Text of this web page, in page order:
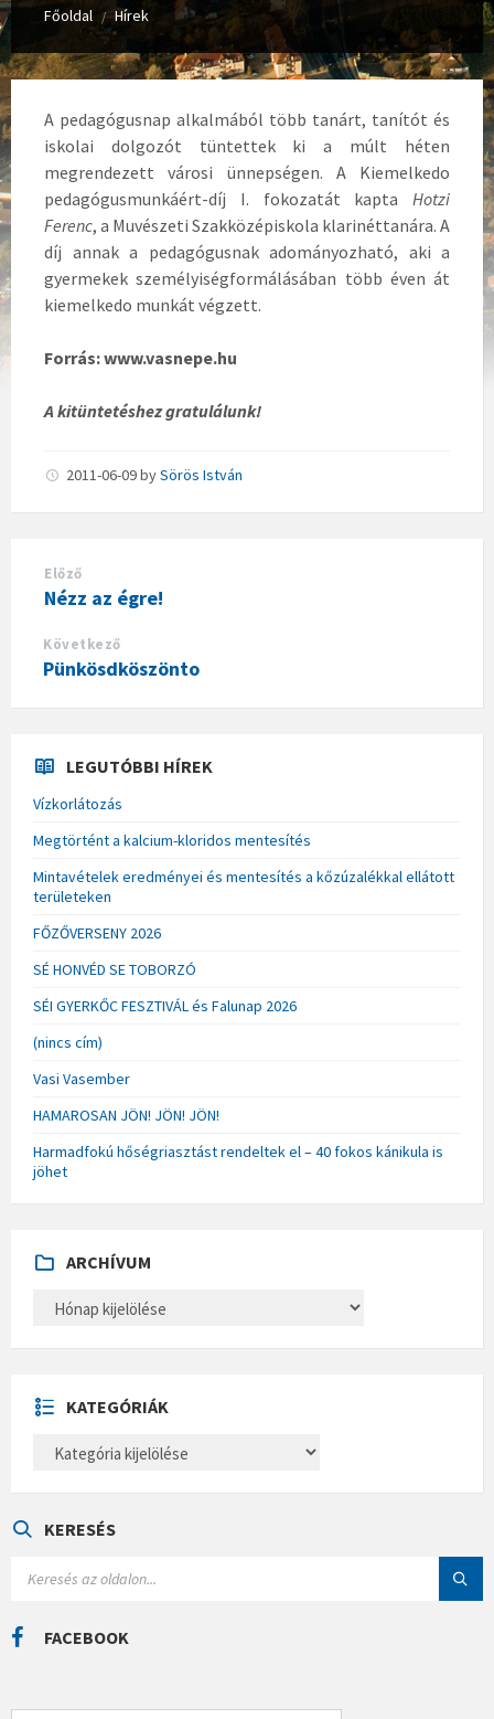
Főoldal / Hírek
A pedagógusnap alkalmából több tanárt, tanítót és
iskolai dolgozót tüntettek ki a múlt héten
megrendezett városi ünnepségen. A Kiemelkedo
pedagógusmunkáért-díj I. fokozatát kapta Hotzi
Ferenc, a Muvészeti Szakközépiskola klarinéttanára. A
díj annak a pedagógusnak adományozható, aki a
gyermekek személyiségformálásában több éven át
kiemelkedo munkát végzett.
Forrás: www.vasnepe.hu
A kitüntetéshez gratulálunk!
2011-06-09bySörös István
Előző
Nézz az égre!
Következő
Pünkösdköszönto
LEGUTÓBBI HÍREK
Vízkorlátozás
Megtörtént a kalcium-kloridos mentesítés
Mintavételek eredményei és mentesítés a kőzúzalékkal ellátott
területeken
FŐZŐVERSENY 2026
SÉ HONVÉD SE TOBORZÓ
SÉI GYERKŐC FESZTIVÁL és Falunap 2026
(nincs cím)
Vasi Vasember
HAMAROSAN JÖN! JÖN! JÖN!
Harmadfokú hőségriasztást rendeltek el – 40 fokos kánikula is
jöhet
ARCHÍVUM
H
U
M
KATEGÓRIÁK
E
Á
KERESÉS
C
H
FACEBOOK